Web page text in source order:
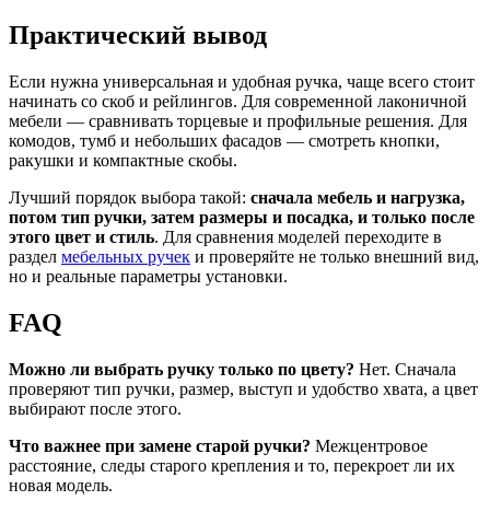
Практический вывод
Если нужна универсальная и удобная ручка, чаще всего стоит
начинать со скоб и рейлингов. Для современной лаконичной
мебели — сравнивать торцевые и профильные решения. Для
комодов, тумб и небольших фасадов — смотреть кнопки,
ракушки и компактные скобы.
Лучший порядок выбора такой: сначала мебель и нагрузка,
потом тип ручки, затем размеры и посадка, и только после
этого цвет и стиль. Для сравнения моделей переходите в
раздел мебельных ручек и проверяйте не только внешний вид,
но и реальные параметры установки.
FAQ
Можно ли выбрать ручку только по цвету? Нет. Сначала
проверяют тип ручки, размер, выступ и удобство хвата, а цвет
выбирают после этого.
Что важнее при замене старой ручки? Межцентровое
расстояние, следы старого крепления и то, перекроет ли их
новая модель.